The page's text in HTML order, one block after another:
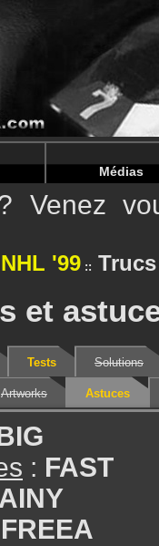
in /
in /
Médias
Venez
NHL '99
et
Tests Solutions
Artworks Astuces
: FAST
FREEA